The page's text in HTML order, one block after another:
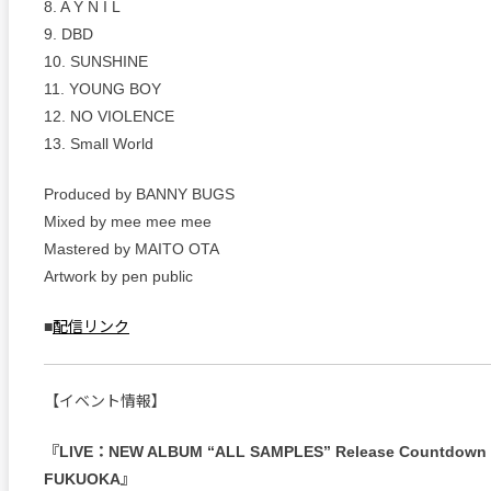
8. A Y N I L
9. DBD
10. SUNSHINE
11. YOUNG BOY
12. NO VIOLENCE
13. Small World
Produced by BANNY BUGS
Mixed by mee mee mee
Mastered by MAITO OTA
Artwork by pen public
■配信リンク
【イベント情報】
『LIVE：NEW ALBUM “ALL SAMPLES” Release
FUKUOKA』